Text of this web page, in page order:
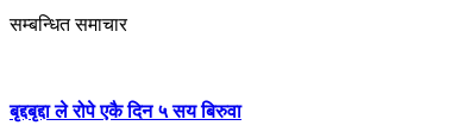
सम्बन्धित समाचार
बृद्दबृद्दा ले रोपे एकै दिन ५ सय बिरुवा